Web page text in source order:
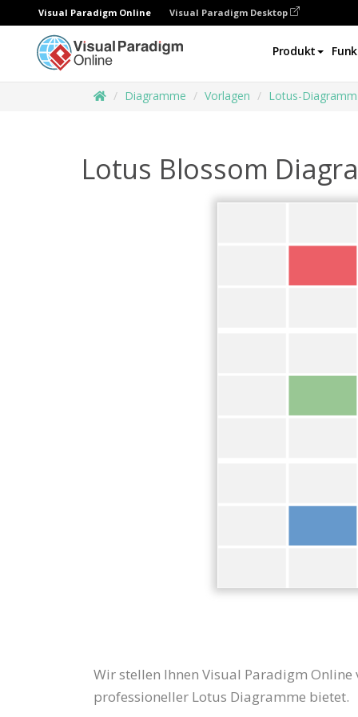
Visual Paradigm Online Visual Paradigm Desktop
Produkt
Diagramme Vorlagen Lotus-Diagramm
Lotus Blossom
Wir stellen Ihnen Visual Paradigm
professioneller Lotus Diagramme bietet.